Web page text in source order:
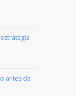
antes da